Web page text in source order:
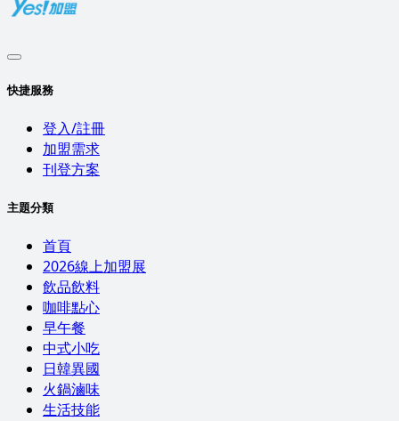
快捷服務
登入/註冊
加盟需求
刊登方案
主題分類
首頁
2026線上加盟展
飲品飲料
咖啡點心
早午餐
中式小吃
日韓異國
火鍋滷味
生活技能